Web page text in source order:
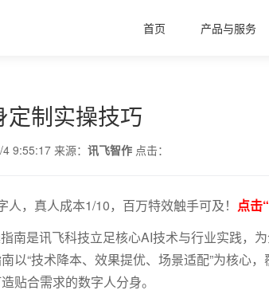
首页 产品与服务
定制实操技巧
9:55:17 来源： 讯飞智作点击：
，真人成本1/10，百万特效触手可及！ 点击
南是讯飞科技立足核心AI技术与行业实践，
以“技术降本、效果提优、场景适配”为核心
贴合需求的数字人分身。